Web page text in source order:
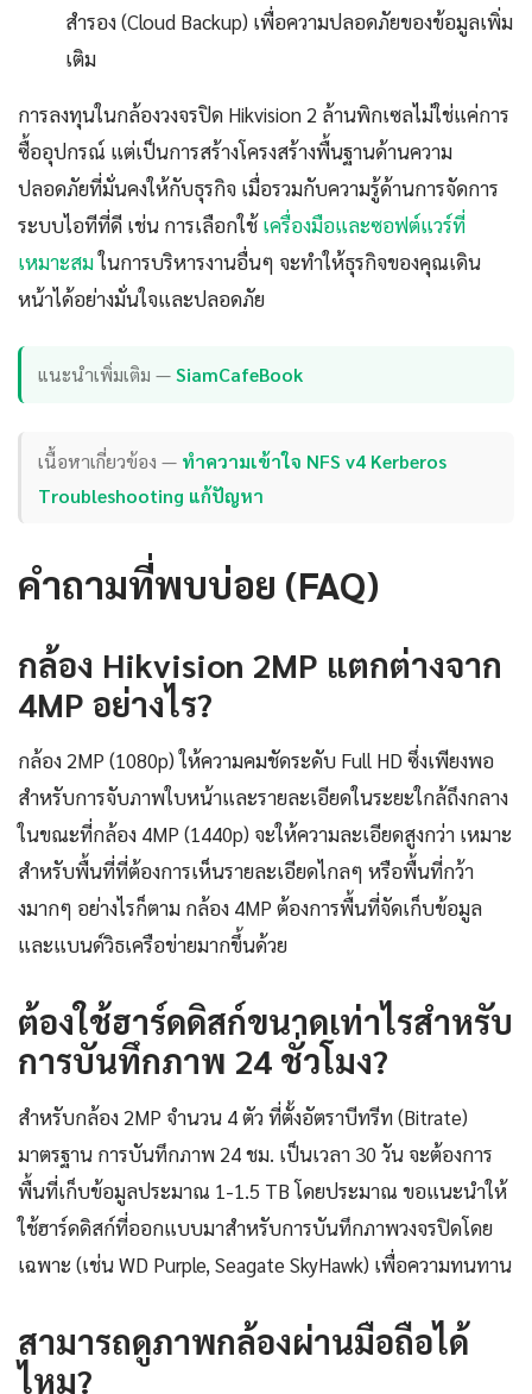
สำรอง (Cloud Backup) เพื่อความปลอดภัยของข้อมูลเพิ่ม
เติม
การลงทุนในกล้องวงจรปิด Hikvision 2 ล้านพิกเซลไม่ใช่แค่การ
ซื้ออุปกรณ์ แต่เป็นการสร้างโครงสร้างพื้นฐานด้านความ
ปลอดภัยที่มั่นคงให้กับธุรกิจ เมื่อรวมกับความรู้ด้านการจัดการ
ระบบไอทีที่ดี เช่น การเลือกใช้ เครื่องมือและซอฟต์แวร์ที่
เหมาะสมในการบริหารงานอื่นๆ จะทำให้ธุรกิจของคุณเดิน
หน้าได้อย่างมั่นใจและปลอดภัย
แนะนำเพิ่มเติม —SiamCafeBook
เนื้อหาเกี่ยวข้อง — ทำความเข้าใจ NFS v4 Kerberos
Troubleshooting แก้ปัญหา
คำถามที่พบบ่อย (FAQ)
กล้อง Hikvision 2MP แตกต่างจาก
4MP อย่างไร?
กล้อง 2MP (1080p) ให้ความคมชัดระดับ Full HD ซึ่งเพียงพอ
สำหรับการจับภาพใบหน้าและรายละเอียดในระยะใกล้ถึงกลาง
ในขณะที่กล้อง 4MP (1440p) จะให้ความละเอียดสูงกว่า เหมาะ
สำหรับพื้นที่ที่ต้องการเห็นรายละเอียดไกลๆ หรือพื้นที่กว้า
งมากๆ อย่างไรก็ตาม กล้อง 4MP ต้องการพื้นที่จัดเก็บข้อมูล
และแบนด์วิธเครือข่ายมากขึ้นด้วย
ต้องใช้ฮาร์ดดิสก์ขนาดเท่าไรสำหรับ
การบันทึกภาพ 24 ชั่วโมง?
สำหรับกล้อง 2MP จำนวน 4 ตัว ที่ตั้งอัตราบีทรีท (Bitrate)
มาตรฐาน การบันทึกภาพ 24 ชม. เป็นเวลา 30 วัน จะต้องการ
พื้นที่เก็บข้อมูลประมาณ 1-1.5 TB โดยประมาณ ขอแนะนำให้
ใช้ฮาร์ดดิสก์ที่ออกแบบมาสำหรับการบันทึกภาพวงจรปิดโดย
เฉพาะ (เช่น WD Purple, Seagate SkyHawk) เพื่อความทนทาน
สามารถดูภาพกล้องผ่านมือถือได้
ไหม?